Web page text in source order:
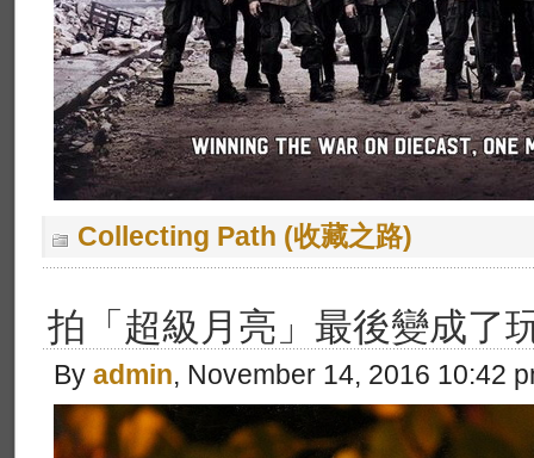
Collecting Path (收藏之路)
拍「超級月亮」最後變成了
By admin, November 14, 2016 10:42